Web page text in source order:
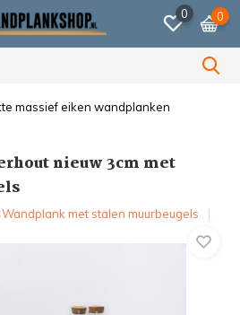
0 0
volgende werkdag verzonden.
nieuw 3cm met
met stalen muurbeugels